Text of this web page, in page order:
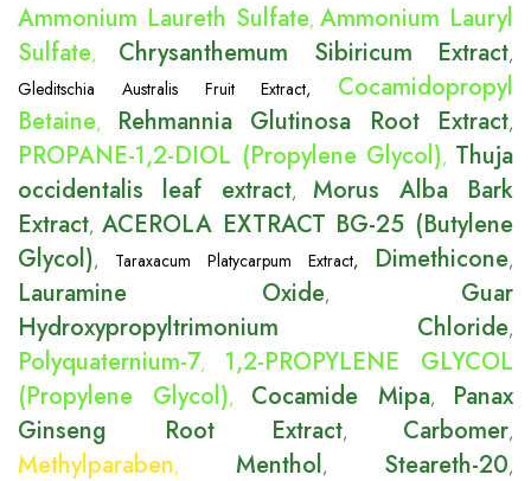
Ammonium Laureth Sulfate,Ammonium Lauryl
Sulfate, Chrysanthemum Sibiricum Extract,
Gleditschia Australis Fruit Extract, Cocamidopropyl
Betaine, Rehmannia Glutinosa Root Extract,
PROPANE-1,2-DIOL (Propylene Glycol), Thuja
occidentalis leaf extract,Morus Alba Bark
Extract, ACEROLA EXTRACT BG-25 (Butylene
Glycol), Taraxacum Platycarpum Extract, Dimethicone,
Lauramine Oxide, Guar
Hydroxypropyltrimonium Chloride,
Polyquaternium-7, 1,2-PROPYLENE GLYCOL
(Propylene Glycol), Cocamide Mipa, Panax
Ginseng Root Extract, Carbomer,
Methylparaben, Menthol, Steareth-20,